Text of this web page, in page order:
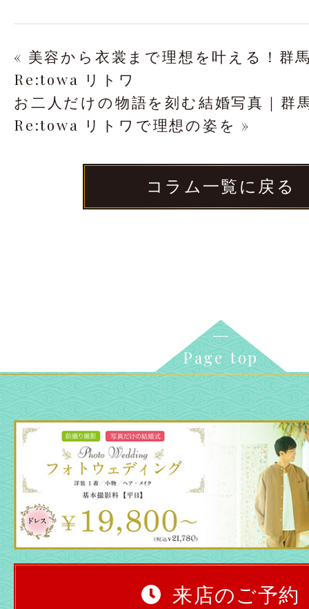
« 美容から衣裳まで理想を叶える！群
Re:towa リトワ
お二人だけの物語を刻む結婚写真｜群
Re:towa リトワで理想の姿を »
コラム一覧に戻る
Page top
来店のご予約